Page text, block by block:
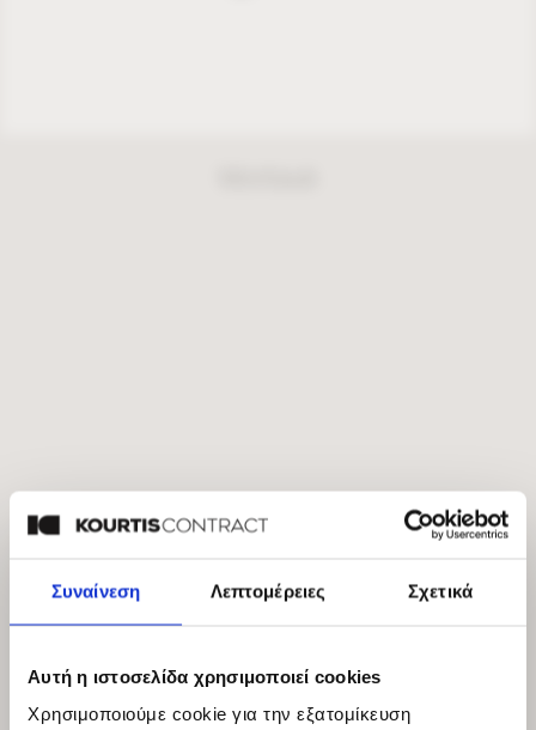
Συναίνεση Λεπτομέρειες Σχετικά
Αυτή η ιστοσελίδα χρησιμοποιεί cookies
Χρησιμοποιούμε cookie για την εξατομίκευση